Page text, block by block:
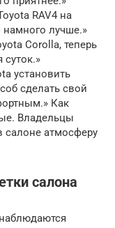
RAV4 на
намного лучше.»
Corolla, теперь
установить
сделать свой
Как
Владельцы
салоне атмосферу
салона